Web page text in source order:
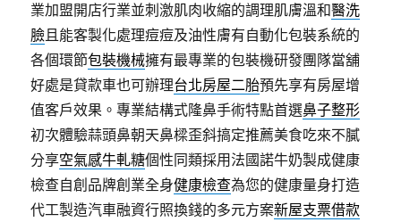
業加盟開店行業並刺激肌肉收縮的調理肌膚溫和醫洗
臉且能客製化處理痘痘及油性膚有自動化包裝系統的
各個環節包裝機械擁有最專業的包裝機研發團隊當舖
好處是貸款車也可辦理台北房屋二胎預先享有房屋增
值客戶效果。專業結構式隆鼻手術特點首選鼻子整形
初次體驗蒜頭鼻朝天鼻樑歪斜搞定推薦美食吃來不膩
分享空氣感牛軋糖個性同類採用法國諾牛奶製成健康
檢查自創品牌創業全身健康檢查為您的健康量身打造
代工製造汽車融資行照換錢的多元方案新屋支票借款